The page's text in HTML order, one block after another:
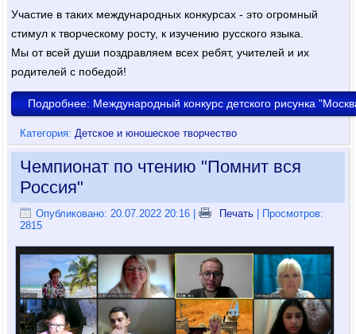
Участие в таких международных конкурсах - это огромный
стимул к творческому росту, к изучению русского языка.
Мы от всей души поздравляем всех ребят, учителей и их
родителей с победой!
Подробнее: Международный конкурс детского рисунка
Категория:Детское и юношеское творчество
Чемпионат по чтению "Помнит вся
Россия"
Опубликовано: 20.07.2022 20:16 | Печать
| Просмотров:
2815